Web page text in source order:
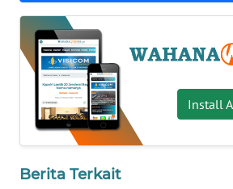
Install
Berita Terkait
WN
NUSANTARA
WN
JOGJA